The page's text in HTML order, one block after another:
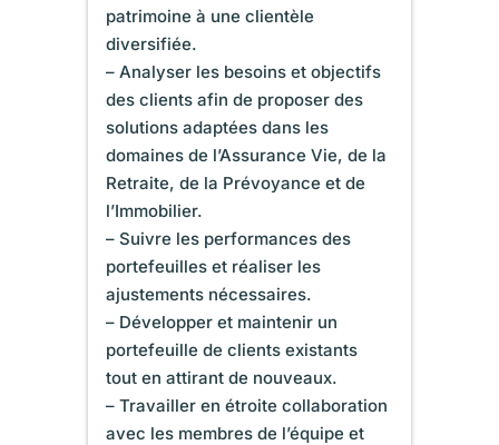
patrimoine à une clientèle
diversifiée.
– Analyser les besoins et objectifs
des clients afin de proposer des
solutions adaptées dans les
domaines de l’Assurance Vie, de la
Retraite, de la Prévoyance et de
l’Immobilier.
– Suivre les performances des
portefeuilles et réaliser les
ajustements nécessaires.
– Développer et maintenir un
portefeuille de clients existants
tout en attirant de nouveaux.
– Travailler en étroite collaboration
avec les membres de l’équipe et